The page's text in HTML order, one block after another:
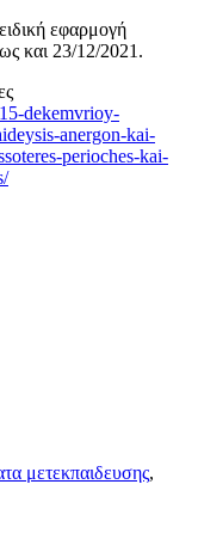
εφαρμογή
και 23/12/2021.
dekemvrioy-
anergon-kai-
perioches-kai-
μετεκπαιδευσης,